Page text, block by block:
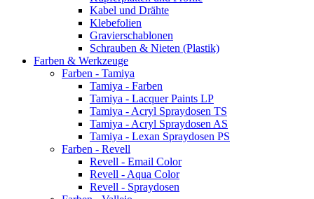
Kabel und Drähte
Klebefolien
Gravierschablonen
Schrauben & Nieten (Plastik)
Farben & Werkzeuge
Farben - Tamiya
Tamiya - Farben
Tamiya - Lacquer Paints LP
Tamiya - Acryl Spraydosen TS
Tamiya - Acryl Spraydosen AS
Tamiya - Lexan Spraydosen PS
Farben - Revell
Revell - Email Color
Revell - Aqua Color
Revell - Spraydosen